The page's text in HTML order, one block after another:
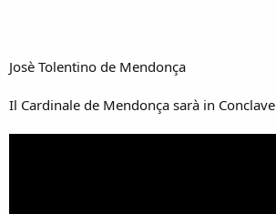
Josè Tolentino de Mendonça
Il Cardinale de Mendonça sarà in Conclave